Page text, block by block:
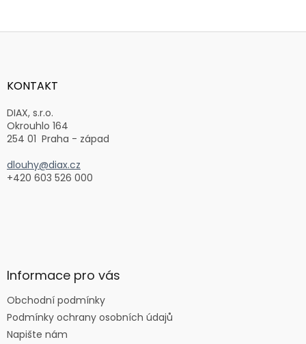
Z
aKONTAKT
DIAX, s.r.o.
Okrouhlo 164
254 01 Praha - západ
dlouhy@diax.cz
+420 603 526 000
Informace pro vás
Obchodní podmínky
Podmínky ochrany osobních údajů
Napište nám